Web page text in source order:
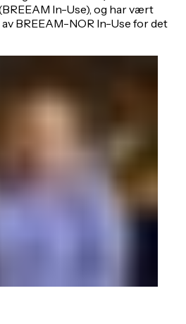
In-Use), og har vært
BREEAM-NOR In-Use for det